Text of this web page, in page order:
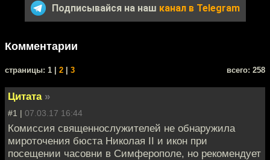
Подписывайся на наш канал в Telegram
Комментарии
cтраницы: 1 | 2 3 всего: 258
Цитата »
#1 | 07.03.17 16:44
Комиссия священнослужителей не обнаружила
мироточения бюста Николая II и икон при
посещении часовни в Симферополе, но рекомендует